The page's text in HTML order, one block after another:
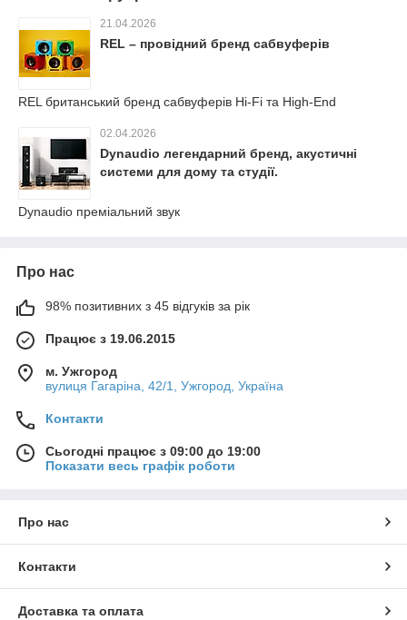
21.04.2026
REL – провідний бренд сабвуферів
REL британський бренд сабвуферів Hi‑Fi та High‑End
02.04.2026
Dynaudio легендарний бренд, акустичні
системи для дому та студії.
Dynaudio преміальний звук
Про нас
98% позитивних з 45 відгуків за рік
Працює з 19.06.2015
м. Ужгород
вулиця Гагаріна, 42/1, Ужгород, Україна
Контакти
Сьогодні працює з 09:00 до 19:00
Показати весь графік роботи
Про нас
Контакти
Доставка та оплата